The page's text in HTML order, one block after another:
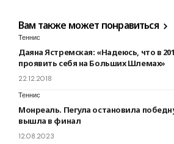
Вам также может понравиться
Теннис
Даяна Ястремская: «Надеюсь, что в
проявить себя на Больших Шлемах»
22.12.2018
Теннис
Монреаль. Пегула остановила
вышла в финал
12.08.2023